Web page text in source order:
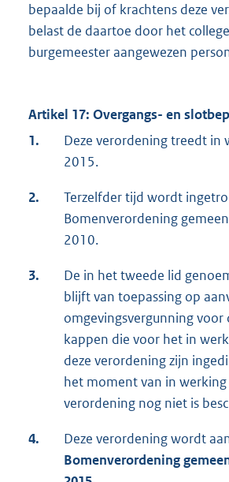
bepaalde bij of krachtens deze
belast de daartoe door het
burgemeester aangewezen
Artikel 17: Overgangs- en
1.
Deze verordening treedt in
2015.
2.
Terzelfder tijd wordt
Bomenverordening
2010.
3.
De in het tweede lid
blijft van toepassing op
omgevingsvergunning voor
kappen die voor het in
deze verordening zijn
het moment van in
verordening nog niet is
4.
Deze verordening wordt
Bomenverordening